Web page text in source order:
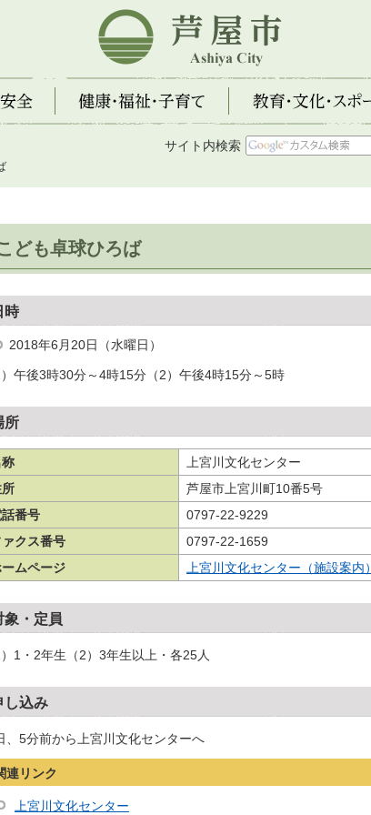
芦屋市
健康・福祉・子育て 教育・文化・スポーツ
サイト内検索
ども卓球ひろば
時
2018年6月20日（水曜日）
午後3時30分～4時15分（2）午後4時15分～5時
所
上宮川文化センター
芦屋市上宮川町10番5号
番号
0797-22-9229
クス番号
0797-22-1659
ムページ
上宮川文化センター（施設案内）
象・定員
1・2年生（2）3年生以上・各25人
し込み
、5分前から上宮川文化センターへ
連リンク
上宮川文化センター